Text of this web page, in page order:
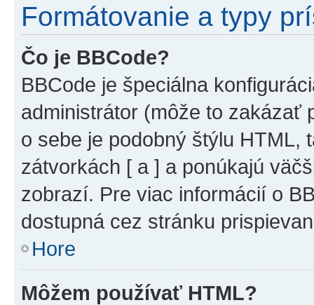
Formátovanie a typy
Čo je BBCode?
BBCode je špeciálna
administrátor (môže to zakázať
o sebe je podobný štýlu HTML,
zátvorkách [ a ] a ponúkajú
zobrazí. Pre viac informácií o
dostupná cez stránku
Hore
Môžem používať HTML?